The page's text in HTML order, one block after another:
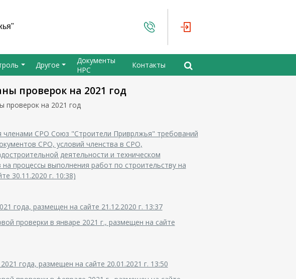
Другое
Документы
НРС
Контакты
проверок на 2021 год
проверок на 2021 год
членами СРО Союз "Строители Приврлжья" требований
СРО, условий членства в СРО,
деятельности и техническом
на процессы выполнения работ по строительству на
30.11.2020 г. 10:38)
года, размещен на сайте 21.12.2020 г. 13:37
проверки в январе 2021 г., размещен на сайте
года, размещен на сайте 20.01.2021 г. 13:50